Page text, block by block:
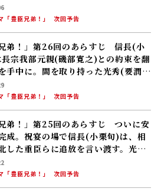
「豊臣兄弟！」
次回予告
兄弟！」第26回のあらすじ 信長(小
宗我部元親(磯部寛之)との約束を翻
手中に。間を取り持った光秀(要潤)
陥る……
「豊臣兄弟！」
次回予告
兄弟！」第25回のあらすじ ついに安
成。祝宴の場で信長(小栗旬)は、相
した重臣らに追放を言い渡す。光秀
る真意とは――
「豊臣兄弟！」
次回予告